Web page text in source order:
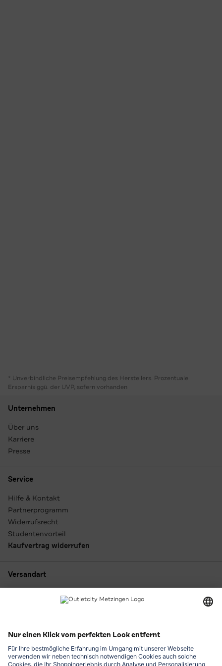
* Unverbindliche Preisempfehlung des Herstellers. Prozentuale
Ersparnis ggü. der UVP, sofern vorhanden
Unternehmen
Über uns
Karriere
Presse
Service
Hilfe & Kontakt
Partnerprogramm
Widerrufsrecht
Studentenvorteil
Kaufvertrag widerrufen
Versandart